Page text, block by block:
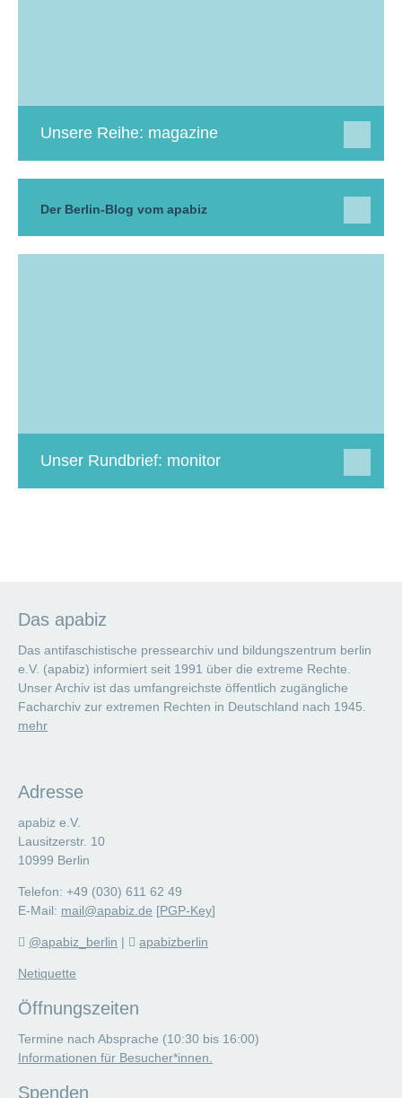
Unsere Reihe: magazine
Der Berlin-Blog vom apabiz
Unser Rundbrief: monitor
Das apabiz
Das antifaschistische pressearchiv und bildungszentrum berlin
e.V. (apabiz) informiert seit 1991 über die extreme Rechte.
Unser Archiv ist das umfangreichste öffentlich zugängliche
Facharchiv zur extremen Rechten in Deutschland nach 1945.
mehr
Adresse
apabiz e.V.
Lausitzerstr. 10
10999 Berlin
Telefon: +49 (030) 611 62 49
E-Mail: mail@apabiz.de [PGP-Key]
@apabiz_berlin | apabizberlin
Netiquette
Öffnungszeiten
Termine nach Absprache (10:30 bis 16:00)
Informationen für Besucher*innen.
Spenden